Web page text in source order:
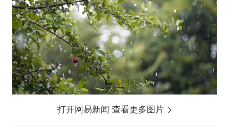
打开网易新闻 查看更多图片